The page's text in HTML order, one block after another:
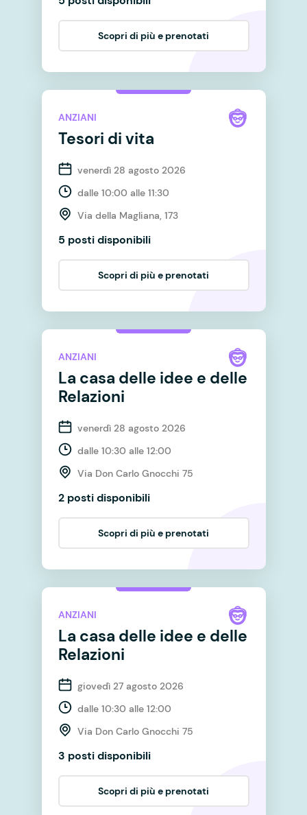
Scopri di più e prenotati
ANZIANI
Tesori di vita
venerdì 28 agosto 2026
dalle 10:00 alle 11:30
Via della Magliana, 173
5 posti disponibili
Scopri di più e prenotati
ANZIANI
La casa delle idee e delle
Relazioni
venerdì 28 agosto 2026
dalle 10:30 alle 12:00
Via Don Carlo Gnocchi 75
2 posti disponibili
Scopri di più e prenotati
ANZIANI
La casa delle idee e delle
Relazioni
giovedì 27 agosto 2026
dalle 10:30 alle 12:00
Via Don Carlo Gnocchi 75
3 posti disponibili
Scopri di più e prenotati